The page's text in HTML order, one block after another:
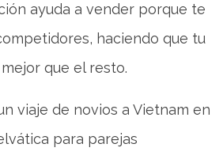
ayuda a vender porque te
haciendo que tu
que el resto.
viaje de novios a Vietnam en
para parejas